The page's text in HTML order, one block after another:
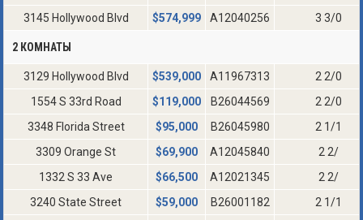
3145 Hollywood Blvd
$574,999 A12040256 3 3/0
2 КОМНАТЫ
3129 Hollywood Blvd $539,000 A11967313
2 2/0
1554 S 33rd Road
$119,000 B26044569
2 2/0
3348 Florida Street
$95,000 B26045980
2 1/1
3309 Orange St
$69,900 A12045840
2 2/
1332 S 33 Ave
$66,500 A12021345
2 2/
3240 State Street
$59,000 B26001182
2 1/1